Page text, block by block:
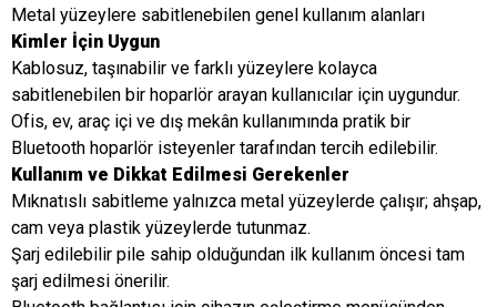
Metal yüzeylere sabitlenebilen genel kullanım alanları
Kimler İçin Uygun
Kablosuz, taşınabilir ve farklı yüzeylere kolayca
sabitlenebilen bir hoparlör arayan kullanıcılar için uygundur.
Ofis, ev, araç içi ve dış mekân kullanımında pratik bir
Bluetooth hoparlör isteyenler tarafından tercih edilebilir.
Kullanım ve Dikkat Edilmesi Gerekenler
Mıknatıslı sabitleme yalnızca metal yüzeylerde çalışır; ahşap,
cam veya plastik yüzeylerde tutunmaz.
Şarj edilebilir pile sahip olduğundan ilk kullanım öncesi tam
şarj edilmesi önerilir.